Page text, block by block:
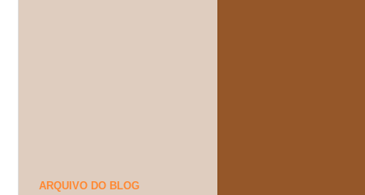
ARQUIVO DO BLOG